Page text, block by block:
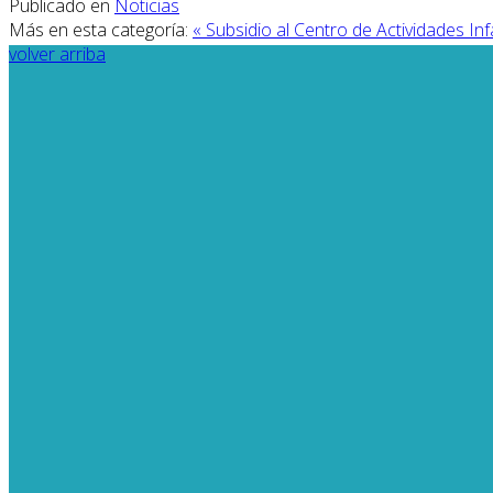
Publicado en Noticias
Más en esta categoría: « Subsidio al Centro de Actividades
volver arriba